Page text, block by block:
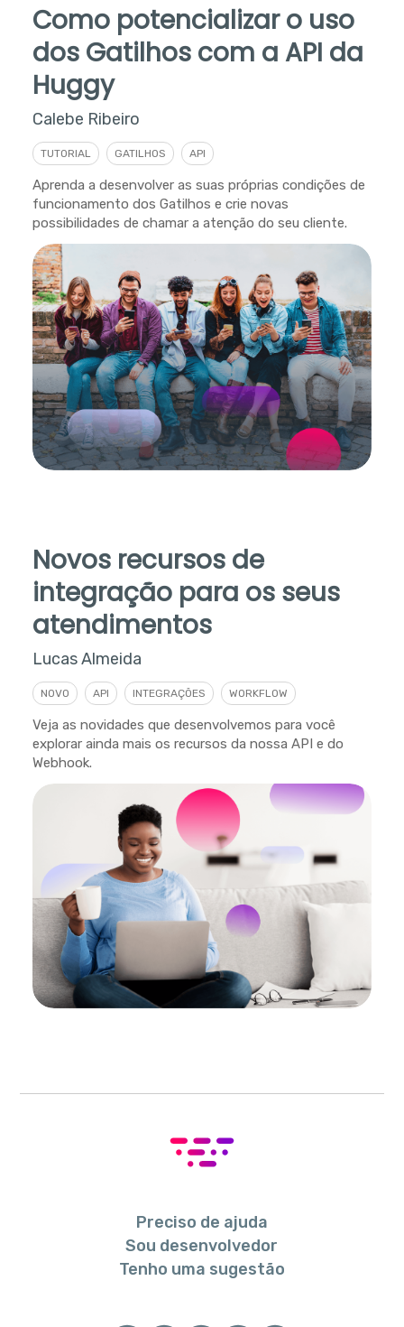
Como potencializar o uso
dos Gatilhos com a API da
Huggy
Calebe Ribeiro
TUTORIAL GATILHOS API
Aprenda a desenvolver as suas próprias condições de
funcionamento dos Gatilhos e crie novas
possibilidades de chamar a atenção do seu cliente.
Novos recursos de
integração para os seus
atendimentos
Lucas Almeida
NOVO API INTEGRAÇÕES WORKFLOW
Veja as novidades que desenvolvemos para você
explorar ainda mais os recursos da nossa API e do
Webhook.
Preciso de ajuda
Sou desenvolvedor
Tenho uma sugestão